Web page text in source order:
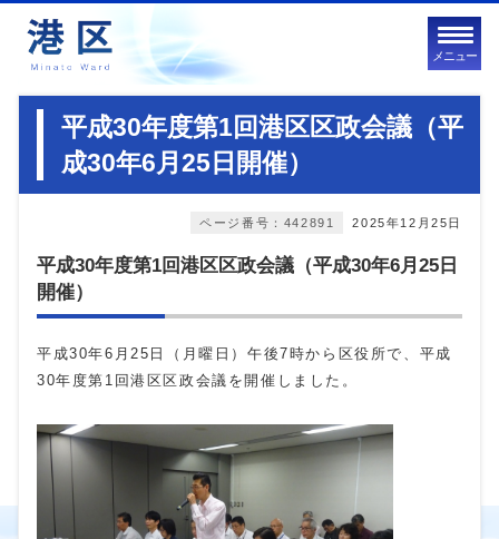
メニュー
平成30年度第1回港区区政会議（平
成30年6月25日開催）
2025年12月25日
ページ番号：442891
平成30年度第1回港区区政会議（平成30年6月25日
開催）
平成30年6月25日（月曜日）午後7時から区役所で、平成
30年度第1回港区区政会議を開催しました。